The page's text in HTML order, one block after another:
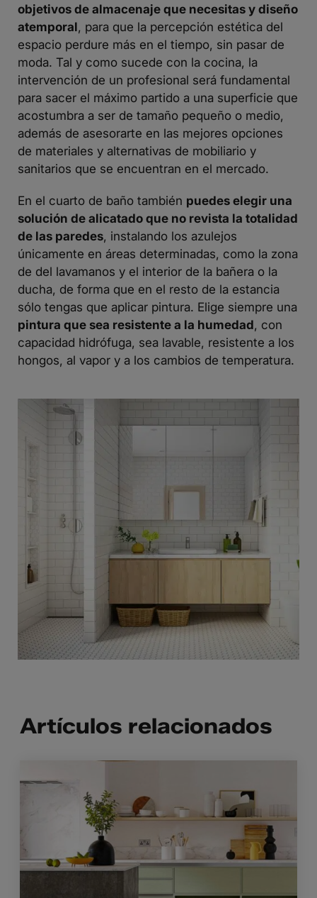
objetivos de almacenaje que necesitas y diseño
atemporal, para que la percepción estética del
espacio perdure más en el tiempo, sin pasar de
moda. Tal y como sucede con la cocina, la
intervención de un profesional será fundamental
para sacer el máximo partido a una superficie que
acostumbra a ser de tamaño pequeño o medio,
además de asesorarte en las mejores opciones
de materiales y alternativas de mobiliario y
sanitarios que se encuentran en el mercado.
En el cuarto de baño también puedes elegir una
solución de alicatado que no revista la totalidad
de las paredes, instalando los azulejos
únicamente en áreas determinadas, como la zona
de del lavamanos y el interior de la bañera o la
ducha, de forma que en el resto de la estancia
sólo tengas que aplicar pintura. Elige siempre una
pintura que sea resistente a la humedad, con
capacidad hidrófuga, sea lavable, resistente a los
hongos, al vapor y a los cambios de temperatura.
Artículos relacionados